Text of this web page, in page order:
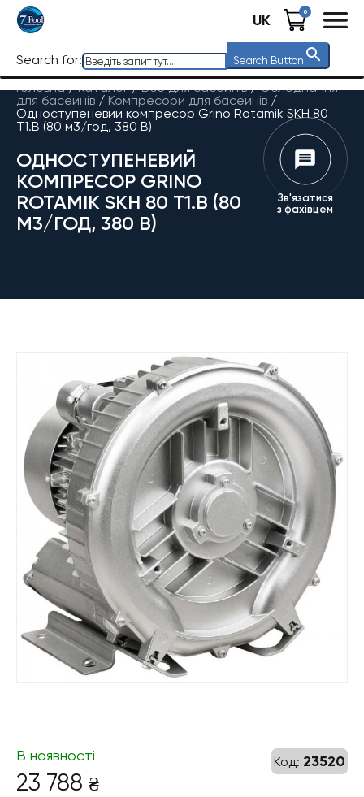
UK 0
Search for: Search Button
Головна / Каталог/Все для басейнів/Обладнання
для басейнів / Компресори для басейнів /
Одноступеневий компресор Grino Rotamik SKH 80
Т1.B (80 м3/год, 380 В)
ОДНОСТУПЕНЕВИЙ
КОМПРЕСОР GRINO
ROTAMIK SKH 80 Т1.B (80
М3/ГОД, 380 В)
Зв'язатися
з фахівцем
Код: 23520
В наявності
23 788 ₴